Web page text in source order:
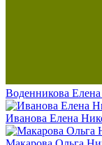
Воденникова
Иванова Елена